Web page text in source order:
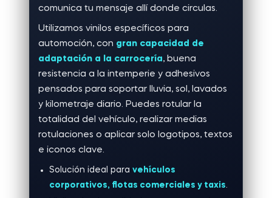
comunica tu mensaje allí donde circulas.
Utilizamos vinilos específicos para
automoción, con gran capacidad de
adaptación a la carrocería, buena
resistencia a la intemperie y adhesivos
pensados para soportar lluvia, sol, lavados
y kilometraje diario. Puedes rotular la
totalidad del vehículo, realizar medias
rotulaciones o aplicar solo logotipos, textos
e iconos clave.
Solución ideal para vehículos
corporativos, flotas comerciales y taxis.